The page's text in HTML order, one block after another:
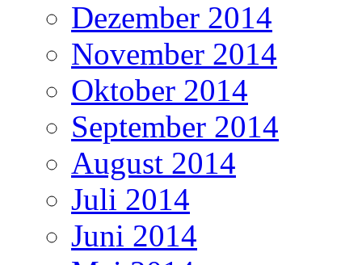
Dezember 2014
November 2014
Oktober 2014
September 2014
August 2014
Juli 2014
Juni 2014